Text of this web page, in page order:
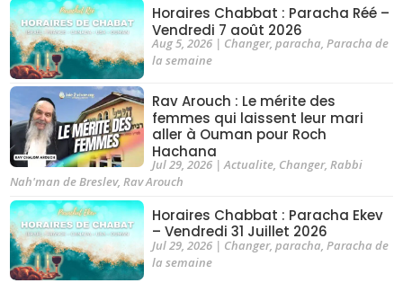
Horaires Chabbat : Paracha Réé –
Vendredi 7 août 2026
Aug 5, 2026| Changer, paracha, Paracha de
la semaine
Rav Arouch : Le mérite des
femmes qui laissent leur mari
aller à Ouman pour Roch
Hachana
Jul 29, 2026|Actualite, Changer, Rabbi
Nah'man de Breslev,Rav Arouch
Horaires Chabbat : Paracha Ekev
– Vendredi 31 Juillet 2026
Jul 29, 2026| Changer, paracha, Paracha de
la semaine